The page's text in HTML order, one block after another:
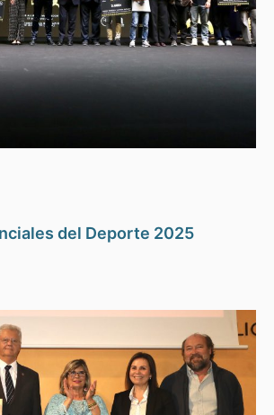
del Deporte 2025